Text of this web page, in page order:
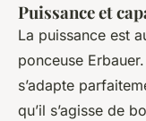
Puissance et
La puissance est
ponceuse
s’adapte
qu’il s’agisse de